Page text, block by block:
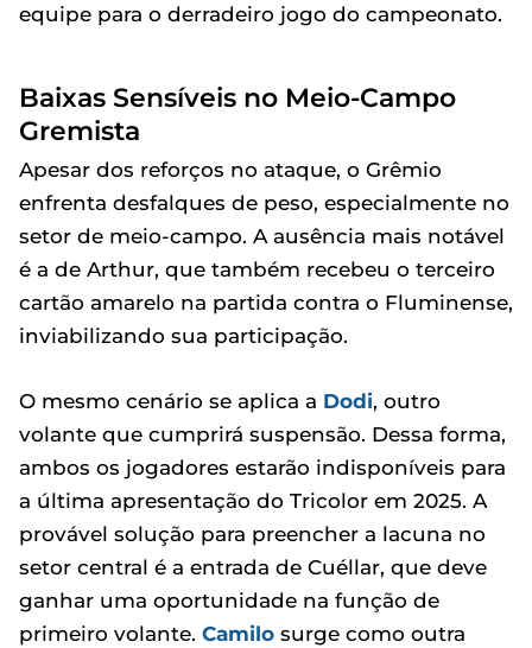
equipe para o derradeiro jogo do campeonato.
Baixas Sensíveis no Meio-Campo
Gremista
Apesar dos reforços no ataque, o Grêmio
enfrenta desfalques de peso, especialmente no
setor de meio-campo. A ausência mais notável
é a de Arthur, que também recebeu o terceiro
cartão amarelo na partida contra o Fluminense,
inviabilizando sua participação.
O mesmo cenário se aplica a Dodi, outro
volante que cumprirá suspensão. Dessa forma,
ambos os jogadores estarão indisponíveis para
a última apresentação do Tricolor em 2025. A
provável solução para preencher a lacuna no
setor central é a entrada de Cuéllar, que deve
ganhar uma oportunidade na função de
primeiro volante. Camilo surge como outra